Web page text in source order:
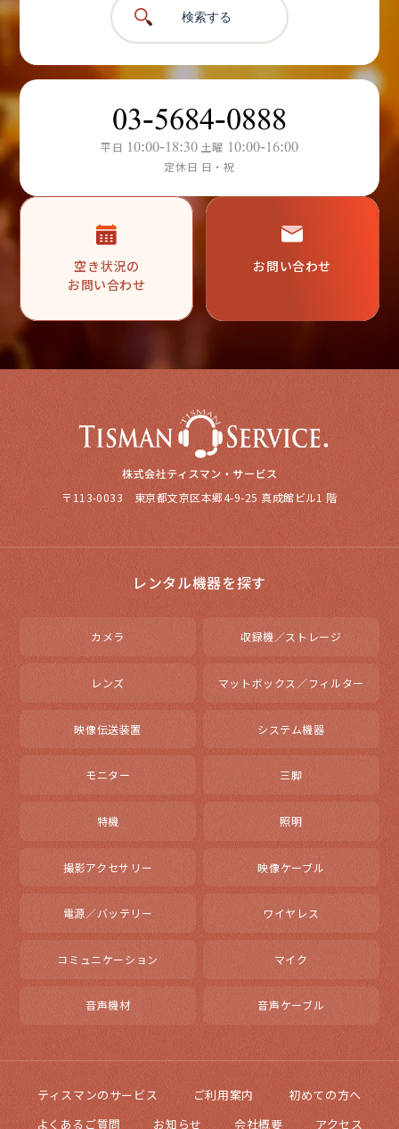
検索する
03-5684-0888
平日 10:00-18:30 土曜 10:00-16:00
定休日 日・祝
空き状況の
お問い合わせ
お問い合わせ
〒113-0033 東京都文京区本郷4-9-25 真成館ビル1 階
レンタル機器を探す
カメラ 収録機／ストレージ
レンズ マットボックス／フィルター
映像伝送装置 システム機器
モニター 三脚
特機 照明
撮影アクセサリー 映像ケーブル
電源／バッテリー ワイヤレス
コミュニケーション マイク
音声機材 音声ケーブル
ティスマンのサービス ご利用案内
初めての方へ
よくあるご質問
お知らせ 会社概要 アクセス